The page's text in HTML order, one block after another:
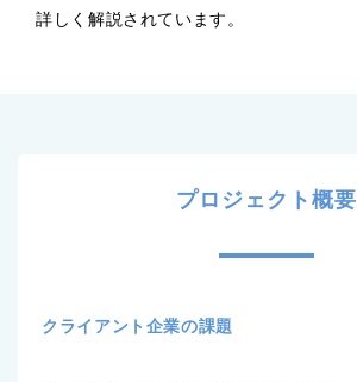
詳しく解説されています。
プロジェクト概要
クライアント企業の課題